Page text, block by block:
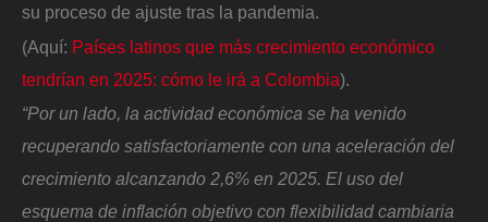
su proceso de ajuste tras la pandemia.
(Aquí: Países latinos que más crecimiento económico
tendrían en 2025: cómo le irá a Colombia).
“Por un lado, la actividad económica se ha venido
recuperando satisfactoriamente con una aceleración del
crecimiento alcanzando 2,6% en 2025. El uso del
esquema de inflación objetivo con flexibilidad cambiaria